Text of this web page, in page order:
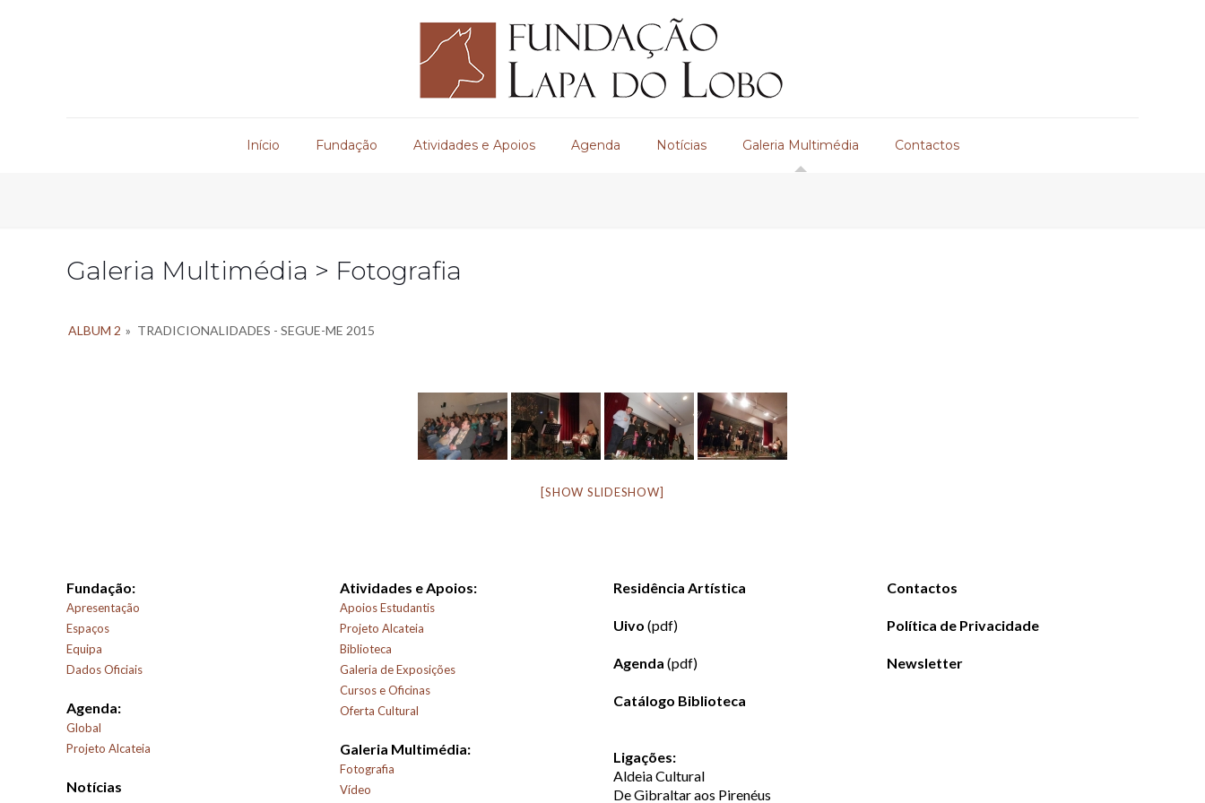
Início Fundação Atividades e Apoios Agenda Notícias Galeria Multimédia Contactos
Galeria Multimédia > Fotografia
ALBUM 2 » TRADICIONALIDADES - SEGUE-ME 2015
[SHOW SLIDESHOW]
Fundação:
Apresentação
Espaços
Equipa
Dados Oficiais
Agenda:
Global
Projeto Alcateia
Notícias
Atividades e Apoios:
Apoios Estudantis
Projeto Alcateia
Biblioteca
Galeria de Exposições
Cursos e Oficinas
Oferta Cultural
Galeria Multimédia:
Fotografia
Vídeo
Residência Artística
Uivo (pdf)
Agenda (pdf)
Catálogo Biblioteca
Ligações:
Aldeia Cultural
De Gibraltar aos Pirenéus
Contactos
Política de Privacidade
Newsletter